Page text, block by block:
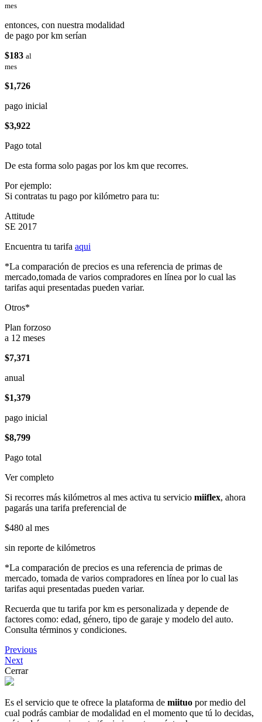
mes
entonces, con nuestra modalidad
de pago por km serían
$183 al
mes
$1,726
pago inicial
$3,922
Pago total
De esta forma solo pagas por los km que recorres.
Por ejemplo:
Si contratas tu pago por kilómetro para tu:
Attitude
SE 2017
Encuentra tu tarifa aqui
*La comparación de precios es una referencia de primas de
mercado,tomada de varios compradores en línea por lo cual las
tarifas aqui presentadas pueden variar.
Otros*
Plan forzoso
a 12 meses
$7,371
anual
$1,379
pago inicial
$8,799
Pago total
Ver completo
Si recorres más kilómetros al mes activa tu servicio miiflex, ahora
pagarás una tarifa preferencial de
$480 al mes
sin reporte de kilómetros
*La comparación de precios es una referencia de primas de
mercado, tomada de varios compradores en línea por lo cual las
tarifas aqui presentadas pueden variar.
Recuerda que tu tarifa por km es personalizada y depende de
factores como: edad, género, tipo de garaje y modelo del auto.
Consulta términos y condiciones.
Previous
Next
Cerrar
Es el servicio que te ofrece la plataforma de miituo por medio del
cual podrás cambiar de modalidad en el momento que tú lo decidas,